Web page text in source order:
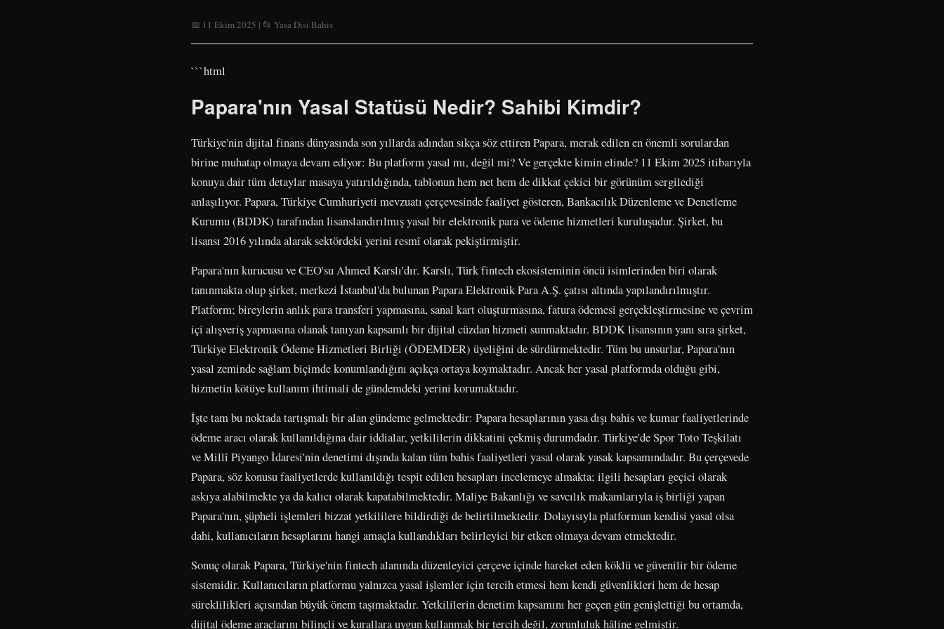
📅 11 Ekim 2025 | 📂 Yasa Disi Bahis
```html
Papara'nın Yasal Statüsü Nedir? Sahibi Kimdir?
Türkiye'nin dijital finans dünyasında son yıllarda adından sıkça söz ettiren Papara, merak edilen en önemli sorulardan
birine muhatap olmaya devam ediyor: Bu platform yasal mı, değil mi? Ve gerçekte kimin elinde? 11 Ekim 2025 itibarıyla
konuya dair tüm detaylar masaya yatırıldığında, tablonun hem net hem de dikkat çekici bir görünüm sergilediği
anlaşılıyor. Papara, Türkiye Cumhuriyeti mevzuatı çerçevesinde faaliyet gösteren, Bankacılık Düzenleme ve Denetleme
Kurumu (BDDK) tarafından lisanslandırılmış yasal bir elektronik para ve ödeme hizmetleri kuruluşudur. Şirket, bu
lisansı 2016 yılında alarak sektördeki yerini resmî olarak pekiştirmiştir.
Papara'nın kurucusu ve CEO'su Ahmed Karslı'dır. Karslı, Türk fintech ekosisteminin öncü isimlerinden biri olarak
tanınmakta olup şirket, merkezi İstanbul'da bulunan Papara Elektronik Para A.Ş. çatısı altında yapılandırılmıştır.
Platform; bireylerin anlık para transferi yapmasına, sanal kart oluşturmasına, fatura ödemesi gerçekleştirmesine ve çevrim
içi alışveriş yapmasına olanak tanıyan kapsamlı bir dijital cüzdan hizmeti sunmaktadır. BDDK lisansının yanı sıra şirket,
Türkiye Elektronik Ödeme Hizmetleri Birliği (ÖDEMDER) üyeliğini de sürdürmektedir. Tüm bu unsurlar, Papara'nın
yasal zeminde sağlam biçimde konumlandığını açıkça ortaya koymaktadır. Ancak her yasal platformda olduğu gibi,
hizmetin kötüye kullanım ihtimali de gündemdeki yerini korumaktadır.
İşte tam bu noktada tartışmalı bir alan gündeme gelmektedir: Papara hesaplarının yasa dışı bahis ve kumar faaliyetlerinde
ödeme aracı olarak kullanıldığına dair iddialar, yetkililerin dikkatini çekmiş durumdadır. Türkiye'de Spor Toto Teşkilatı
ve Millî Piyango İdaresi'nin denetimi dışında kalan tüm bahis faaliyetleri yasal olarak yasak kapsamındadır. Bu çerçevede
Papara, söz konusu faaliyetlerde kullanıldığı tespit edilen hesapları incelemeye almakta; ilgili hesapları geçici olarak
askıya alabilmekte ya da kalıcı olarak kapatabilmektedir. Maliye Bakanlığı ve savcılık makamlarıyla iş birliği yapan
Papara'nın, şüpheli işlemleri bizzat yetkililere bildirdiği de belirtilmektedir. Dolayısıyla platformun kendisi yasal olsa
dahi, kullanıcıların hesaplarını hangi amaçla kullandıkları belirleyici bir etken olmaya devam etmektedir.
Sonuç olarak Papara, Türkiye'nin fintech alanında düzenleyici çerçeve içinde hareket eden köklü ve güvenilir bir ödeme
sistemidir. Kullanıcıların platformu yalnızca yasal işlemler için tercih etmesi hem kendi güvenlikleri hem de hesap
süreklilikleri açısından büyük önem taşımaktadır. Yetkililerin denetim kapsamını her geçen gün genişlettiği bu ortamda,
dijital ödeme araçlarını bilinçli ve kurallara uygun kullanmak bir tercih değil, zorunluluk hâline gelmiştir.